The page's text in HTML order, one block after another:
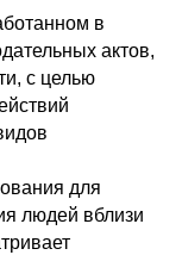
в
актов,
с целью
для
людей вблизи